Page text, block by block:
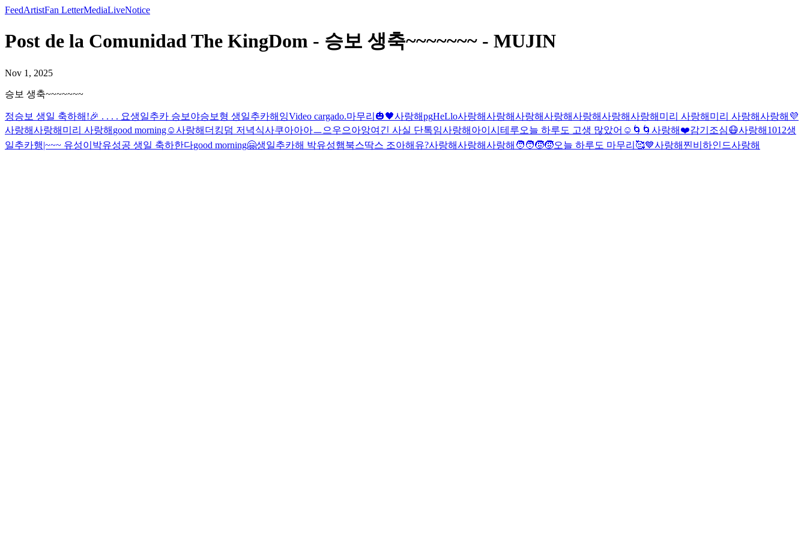
FeedArtistFan LetterMediaLiveNotice
Post de la Comunidad The KingDom - 승보 생축~~~~~~~ - MUJIN
Nov 1, 2025
승보 생축~~~~~~~
정승보 생일 축하해!🎉 . . . . 요생일추카 승보야승보형 생일추카해잉Video cargado.마무리🎃🖤사랑해pgHeLlo사랑해사랑해사랑해사랑해사랑해사랑해사랑해 미리 사랑해 미리 사랑해사랑해 💜
사랑해사랑해 미리 사랑해 good morning☺️사랑해 더킹덤 저녁식사쿠아아아ㅡ으우으아앙여긴 사실 단톡임사랑해 아이시테루오늘 하루도 고생 많았어☺️ 🌀🌀 사랑해 ❤️감기조심😷사랑해 1012생
일추카행|~~~ 유성이 박유성공 생일 축하한다good morning🤗생일추카해 박유성햄북스딱스 조아해유?사랑해사랑해사랑해 🧑‍🧑‍🧒‍🧒오늘 하루도 마무리🥰💙사랑해 찐비하인드사랑해